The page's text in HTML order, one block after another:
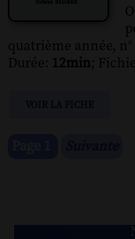
quatrième année,
Durée: 12min;